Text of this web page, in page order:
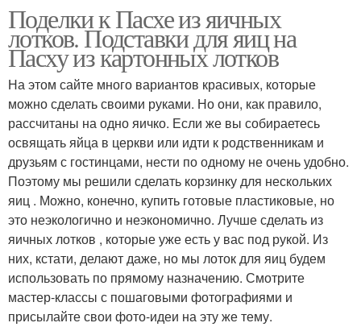
Поделки к Пасхе из яичных
лотков. Подставки для яиц на
Пасху из картонных лотков
На этом сайте много вариантов красивых, которые
можно сделать своими руками. Но они, как правило,
рассчитаны на одно яичко. Если же вы собираетесь
освящать яйца в церкви или идти к родственникам и
друзьям с гостинцами, нести по одному не очень удобно.
Поэтому мы решили сделать корзинку для нескольких
яиц . Можно, конечно, купить готовые пластиковые, но
это неэкологично и неэкономично. Лучше сделать из
яичных лотков , которые уже есть у вас под рукой. Из
них, кстати, делают даже, но мы лоток для яиц будем
использовать по прямому назначению. Смотрите
мастер-классы с пошаговыми фотографиями и
присылайте свои фото-идеи на эту же тему.